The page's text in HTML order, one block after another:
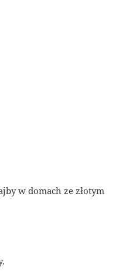
w domach ze złotym